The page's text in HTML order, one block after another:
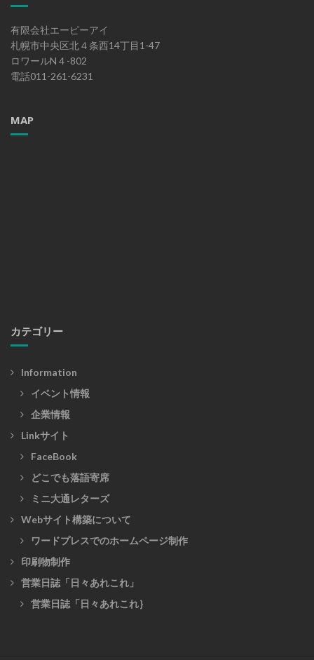
有限会社エーピーアイ
札幌市中央区北４条西14丁目1-47
ロワールN４-802
電話011-261-6231
MAP
カテゴリー
Information
イベント情報
企業情報
Linkサイト
FaceBook
どこでも落語寄席
ミニ大通レターズ
Webサイト構築について
ワードプレスでのホームページ制作
印刷物制作
営業日誌「日々あれこれ」
営業日誌「日々あれこれ｝